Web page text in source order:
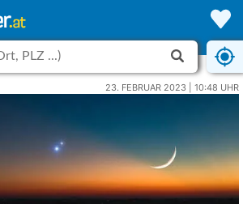
23. FEBRUAR 2023 | 10:48 UHR